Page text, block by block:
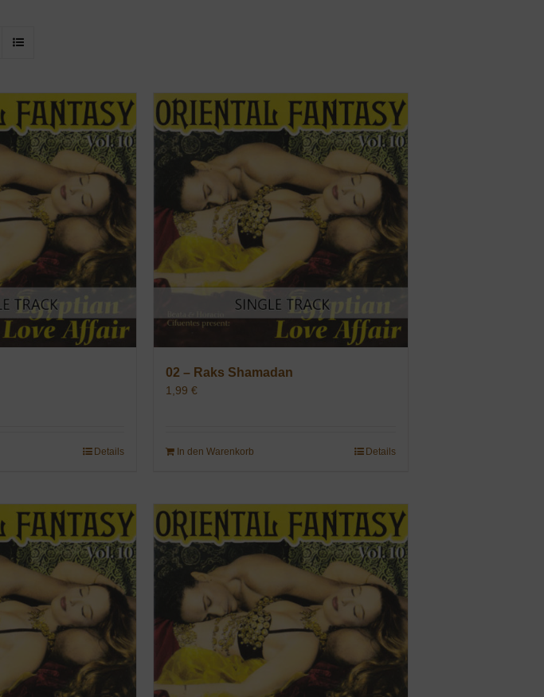
Details
02 – Raks Shamadan
1,99 €
In den Warenkorb Details